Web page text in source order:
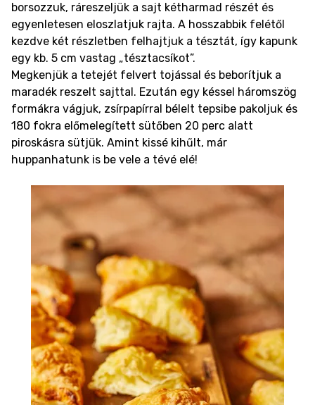
borsozzuk, ráreszeljük a sajt kétharmad részét és
egyenletesen eloszlatjuk rajta. A hosszabbik felétől
kezdve két részletben felhajtjuk a tésztát, így kapunk
egy kb. 5 cm vastag „tésztacsíkot”.
Megkenjük a tetejét felvert tojással és beborítjuk a
maradék reszelt sajttal. Ezután egy késsel háromszög
formákra vágjuk, zsírpapírral bélelt tepsibe pakoljuk és
180 fokra előmelegített sütőben 20 perc alatt
piroskásra sütjük. Amint kissé kihűlt, már
huppanhatunk is be vele a tévé elé!